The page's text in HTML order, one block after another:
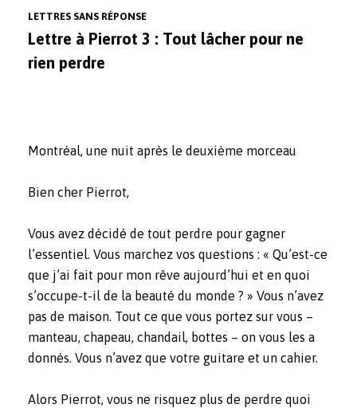
LETTRES SANS RÉPONSE
Lettre à Pierrot 3 : Tout lâcher pour ne
rien perdre
Montréal, une nuit après le deuxième morceau
Bien cher Pierrot,
Vous avez décidé de tout perdre pour gagner
l’essentiel. Vous marchez vos questions : « Qu’est-ce
que j’ai fait pour mon rêve aujourd’hui et en quoi
s’occupe-t-il de la beauté du monde ? » Vous n’avez
pas de maison. Tout ce que vous portez sur vous –
manteau, chapeau, chandail, bottes – on vous les a
donnés. Vous n’avez que votre guitare et un cahier.
Alors Pierrot, vous ne risquez plus de perdre quoi